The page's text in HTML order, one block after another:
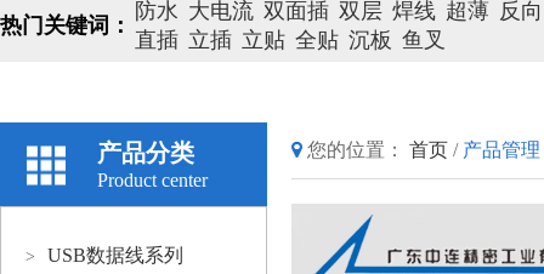
热门关键词：
防水 大电流 双面插 双层 焊线 超薄 反向
直插 立插 立贴 全贴 沉板 鱼叉
产品分类
Product center
> USB数据线系列
您的位置： 首页 / 产品管理